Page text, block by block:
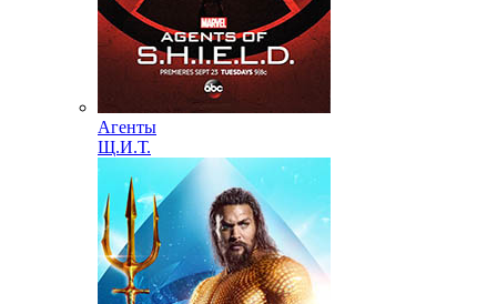
Агенты
Щ.И.Т.